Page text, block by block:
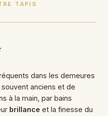
TAPIS
dans les demeures
anciens et de
à la main, par bains
brillance et la finesse du